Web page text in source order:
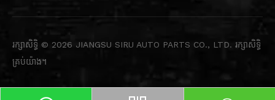
រក្សាសិទ្ធិ © 2026 JIANGSU SIRU AUTO PARTS CO., LTD. រក្សាសិទ្ធិ
គ្រប់យ៉ាង។